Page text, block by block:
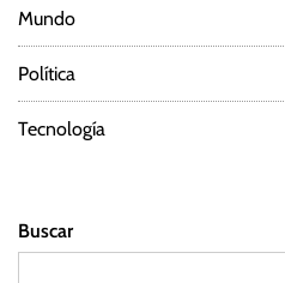
Mundo
Política
Tecnología
Buscar